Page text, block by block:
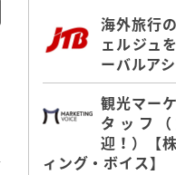
海外旅行
ェルジュ
ーバルア
観光マー
タッフ
迎！）【
ィング・ボイス】